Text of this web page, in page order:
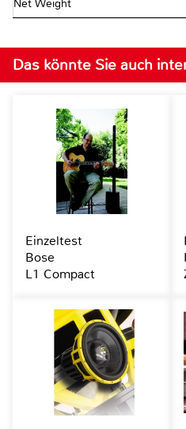
Net Weight
Das könnte Sie auch
Einzeltest
Bose
L1 Compact